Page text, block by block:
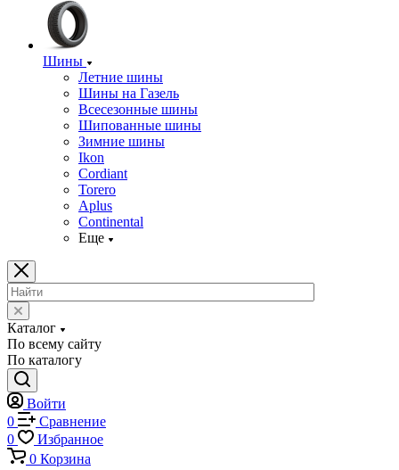
Шины
Летние шины
Шины на Газель
Всесезонные шины
Шипованные шины
Зимние шины
Ikon
Cordiant
Torero
Aplus
Continental
Еще
Каталог
По всему сайту
По каталогу
Войти
0
Сравнение
0
Избранное
0 Корзина